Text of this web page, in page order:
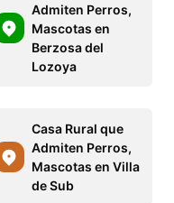
Admiten Perros,
Mascotas en
Berzosa del
Lozoya
Casa Rural que
Admiten Perros,
Mascotas en Villa
de Sub